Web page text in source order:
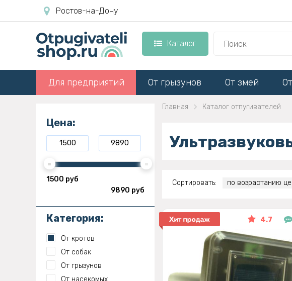
Ростов-на-Дону
Каталог
Для предприятий От грызунов От змей
Цена:
1500 руб
9890 руб
Категория:
От кротов
От собак
От грызунов
От насекомых
Главная Каталог отпугивателей
Сортировать: по возрастанию
4.7